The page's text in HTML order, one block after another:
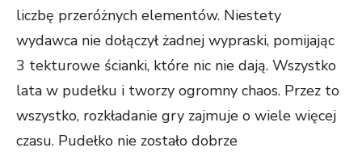
liczbę przeróżnych elementów. Niestety
wydawca nie dołączył żadnej wypraski, pomijając
3 tekturowe ścianki, które nic nie dają. Wszystko
lata w pudełku i tworzy ogromny chaos. Przez to
wszystko, rozkładanie gry zajmuje o wiele więcej
czasu. Pudełko nie zostało dobrze